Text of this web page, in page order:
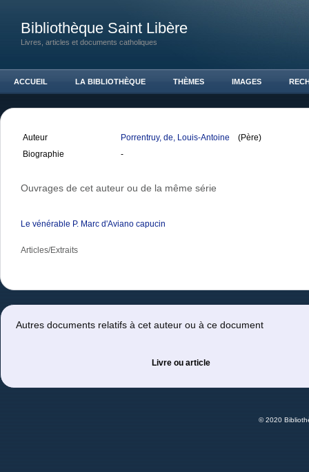
Bibliothèque Saint Libère
Livres, articles et documents catholiques
ACCUEIL LA BIBLIOTHÈQUE THÈMES IMAGES
Auteur Porrentruy, de, Louis-Antoine
(Père)
Biographie
-
Ouvrages de cet auteur ou de la même série
Le vénérable P. Marc d'Aviano capucin
Articles/Extraits
Autres documents relatifs à cet auteur ou à ce document
Livre ou article
© 2020